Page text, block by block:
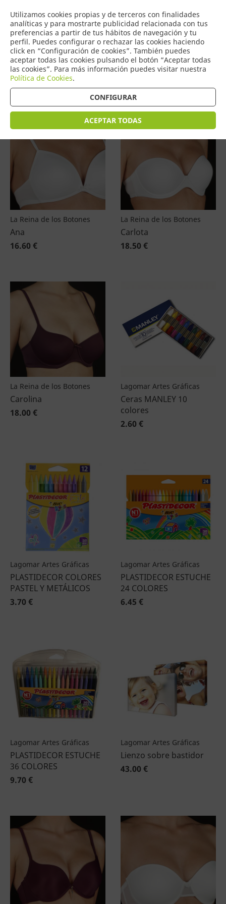
Utilizamos cookies propias y de terceros con finalidades
analíticas y para mostrarte publicidad relacionada con tus
preferencias a partir de tus hábitos de navegación y tu
perfil. Puedes configurar o rechazar las cookies haciendo
click en “Configuración de cookies”. También puedes
aceptar todas las cookies pulsando el botón “Aceptar todas
las cookies”. Para más información puedes visitar nuestra
Política de Cookies.
CONFIGURAR
ACEPTAR TODAS
0
COMERCIO
DE TORRIJOS
Productos (4577)
Ordenar por precio
La Reina de los Botones
Ana
16.60 €
La Reina de los Botones
Carlota
18.50 €
La Reina de los Botones
Carolina
18.00 €
Lagomar Artes Gráficas
Ceras MANLEY 10
colores
2.60 €
Lagomar Artes Gráficas
PLASTIDECOR COLORES
PASTEL Y METÁLICOS
3.70 €
Lagomar Artes Gráficas
PLASTIDECOR ESTUCHE
24 COLORES
6.45 €
Lagomar Artes Gráficas
PLASTIDECOR ESTUCHE
36 COLORES
9.70 €
Lagomar Artes Gráficas
Lienzo sobre bastidor
43.00 €